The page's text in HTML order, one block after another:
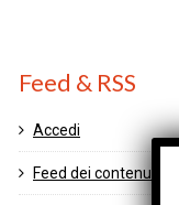
Feed & RSS
Accedi
Feed dei contenuti